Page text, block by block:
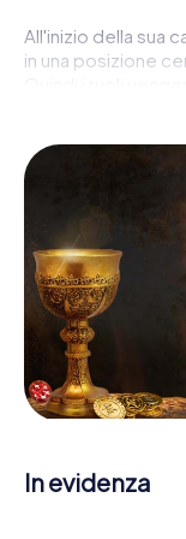
All'inizio della sua
in una posizione
Quindi i ruoli
caccia al tesoro a
giocatore.
Una volta
del thriller
crittografati,
indizi, indizi in vari
suo strumento di
web sviluppata
le persone di
enigmatiche, la
sicurezza per
Nel corso della
team vi
In evidenza